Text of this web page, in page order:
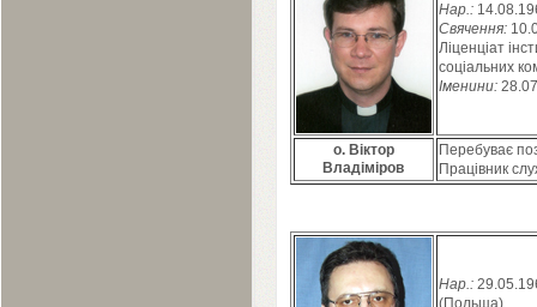
Нар.: 14.08.
Свячення: 10.
Ліценціат
соціальних
Іменини: 28.07
о. Віктор
Владіміров
Перебуває
Працівник
Нар.: 29.05.